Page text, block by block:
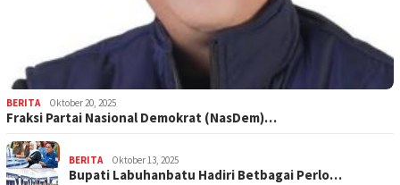
BERITA Oktober 20, 2025
Fraksi Partai Nasional Demokrat (NasDem)…
BERITA Oktober 13, 2025
Bupati Labuhanbatu Hadiri Betbagai Perlo…